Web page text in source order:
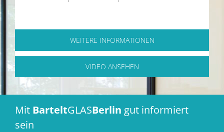
WEITERE INFORMATIONEN
VIDEO ANSEHEN
Mit BarteltGLASBerlin gut informiert
sein